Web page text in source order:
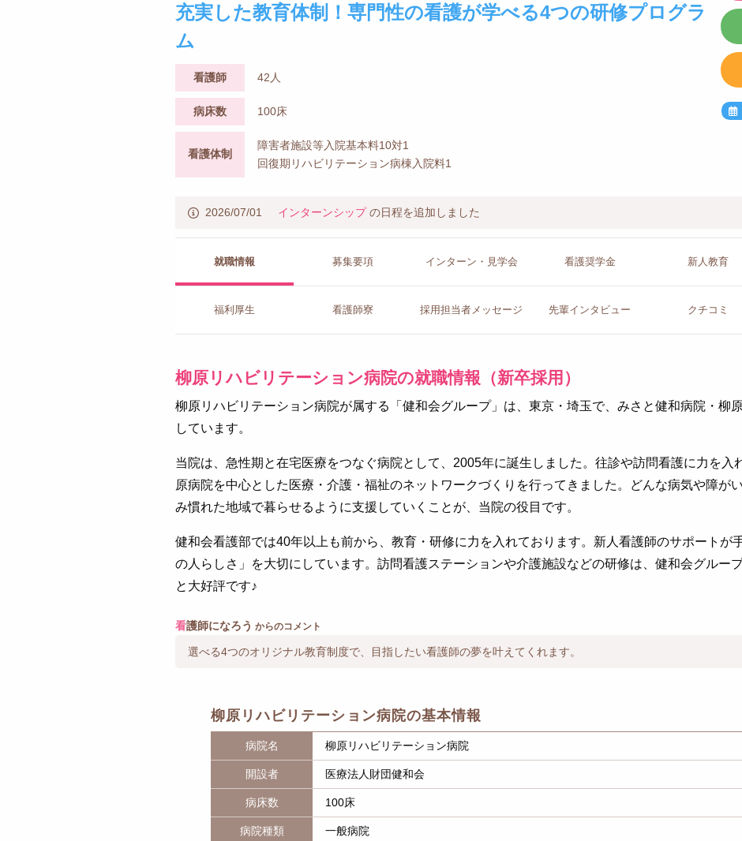
充実した教育体制！専門性の看護が学べる4つの研修プログラ
ム
看護師 42人
病床数 100床
看護体制
障害者施設等入院基本料10対1
回復期リハビリテーション病棟入院料1
2026/07/01 インターンシップ の日程を追加しました
就職情報 募集要項 インターン ・見学会 看護奨学金 新人教育
福利厚生 看護師寮 採用担当者メッセージ 先輩イン タビュー クチコミ
柳原リハビリテーション病院の就職情報（新卒採用）
柳原リハビリテーション病院が属する「健和会グループ」は、東京・埼玉で、みさと健和病院・柳
しています。
当院は、急性期と在宅医療をつなぐ病院として、2005年に誕生しました。往診や訪問看護に力を入
原病院を中心とした医療・介護・福祉のネットワークづくりを行ってきました。どんな病気や障が
み慣れた地域で暮らせるように支援していくことが、当院の役目です。
健和会看護部では40年以上も前から、教育・研修に力を入れております。新人看護師のサポートが
の人らしさ」を大切にしています。訪問看護ステーションや介護施設などの研修は、健和会グルー
と大好評です♪
看護師になろう からのコメント
選べる4つのオリジナル教育制度で、目指したい看護師の夢を叶えてくれます。
柳原リハビリテーション病院の基本情報
病院名 柳原リハビリテーション病院
開設者 医療法人財団健和会
病床数 100床
病院種類 一般病院